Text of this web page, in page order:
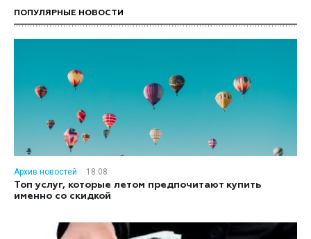
ПОПУЛЯРНЫЕ НОВОСТИ
Архив новостей
18:08
Топ услуг, которые летом предпочитают купить
именно со скидкой